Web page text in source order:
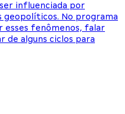
influenciada por
No programa
esses fenômenos, falar
de alguns ciclos para